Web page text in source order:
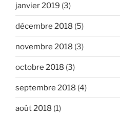
janvier 2019 (3)
décembre 2018 (5)
novembre 2018 (3)
octobre 2018 (3)
septembre 2018 (4)
août 2018 (1)